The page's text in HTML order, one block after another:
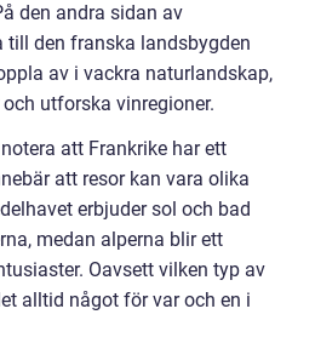
den andra sidan av
till den franska landsbygden
av i vackra naturlandskap,
utforska vinregioner.
att Frankrike har ett
att resor kan vara olika
erbjuder sol och bad
medan alperna blir ett
Oavsett vilken typ av
alltid något för var och en i